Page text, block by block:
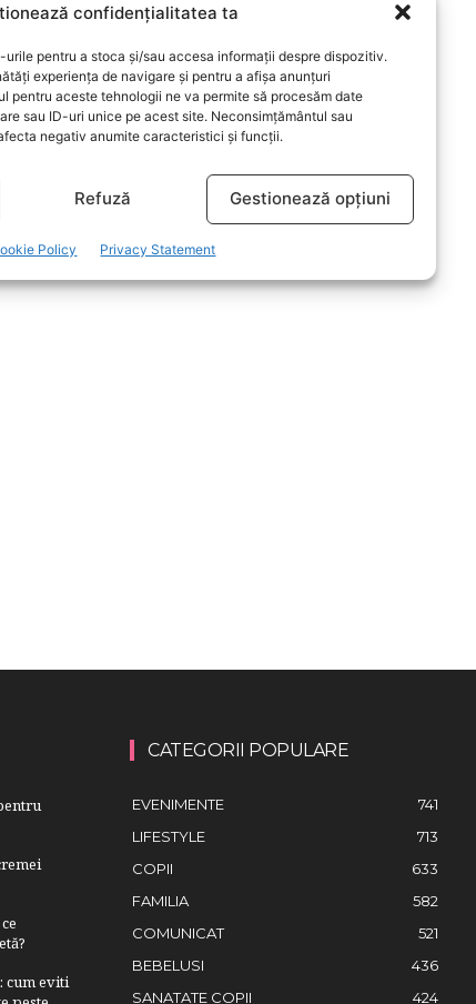
confidențialitatea ta
pentru a stoca și/sau accesa informații despre dispozitiv.
experiența de navigare și pentru a afișa anunțuri
pentru aceste tehnologii ne va permite să procesăm date
sau ID-uri unice pe acest site. Neconsimțământul sau
negativ anumite caracteristici și funcții.
Refuză Gestionează opțiuni
Policy Privacy Statement
cum eviti
CATEGORII POPULARE
EVENIMENTE
741
LIFESTYLE
713
COPII
633
FAMILIA
582
COMUNICAT
521
BEBELUSI
436
SANATATE COPII
424